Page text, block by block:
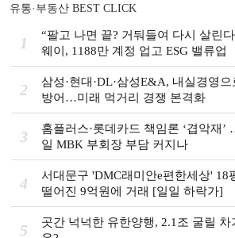
유통·부동산 BEST CLICK
1
“팔고 나면 끝? 거둬들여 다시 살린
웨이, 1188만 계정 업고 ESG 밸류업
2
삼성·현대·DL·삼성E&A, 내실경영으
방어…미래 먹거리 경쟁 본격화
3
홈플러스·롯데카드 책임론 ‘겹악재’
일 MBK 부회장 부담 커지나
4
서대문구 'DMC래미안e편한세상' 18
떨어진 9억원에 거래 [일일 하락가]
5
곳간 넉넉한 유한양행, 2.1조 굴릴 차